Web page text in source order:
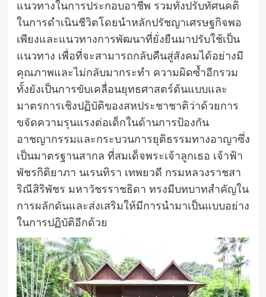
แนวทางในการประกอบอาชีพ รวมทั้งปรับทัศนคติ
ในการดำเนินชีวิตโดยนำหลักปรัชญาเศรษฐกิจพอ
เพียงและแนวทางการพัฒนาที่ยั่งยืนมาปรับใช้เป็น
แนวทาง เพื่อที่จะสามารถกลับคืนสู่สังคมได้อย่างมี
คุณภาพและไม่กลับมากระทำ ความผิดซ้ำอีกรวม
ทั้งยังเป็นการขับเคลื่อนยุทธศาสตร์ต้นแบบและ
มาตรการเชิงปฏิบัติของสหประชาชาติว่าด้วยการ
ขจัดความรุนแรงต่อเด็กในด้านการป้องกัน
อาชญากรรมและกระบวนการยุติธรรมทางอาญาซึ่ง
เป็นมาตรฐานสากล ที่สมเด็จพระเจ้าลูกเธอ เจ้าฟ้า
พัชรกิติยาภา นเรนทิรา เทพยวดี กรมหลวงราชสา
ริณีสิริพัชร มหาวัชรราชธิดา ทรงมีบทบาทสำคัญใน
การผลักดันและส่งเสริมให้มีการนำมาเป็นแบบอย่าง
ในการปฏิบัติอีกด้วย